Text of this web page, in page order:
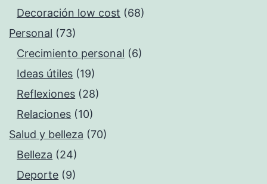
Decoración low cost (68)
Personal (73)
Crecimiento personal (6)
Ideas útiles (19)
Reflexiones (28)
Relaciones (10)
Salud y belleza (70)
Belleza (24)
Deporte (9)